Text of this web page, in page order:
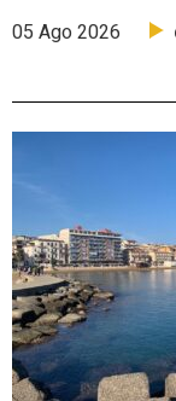
05 Ago 2026